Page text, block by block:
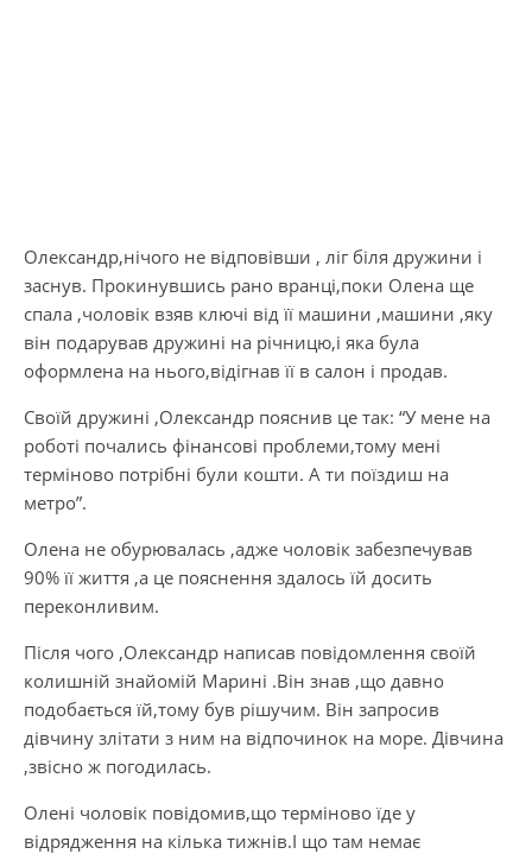
Олександр,нічого не відповівши , ліг біля дружини і
заснув. Прокинувшись рано вранці,поки Олена ще
спала ,чоловік взяв ключі від її машини ,машини ,яку
він подарував дружині на річницю,і яка була
оформлена на нього,відігнав її в салон і продав.
Своїй дружині ,Олександр пояснив це так: “У мене на
роботі почались фінансові проблеми,тому мені
терміново потрібні були кошти. А ти поїздиш на
метро”.
Олена не обурювалась ,адже чоловік забезпечував
90% її життя ,а це пояснення здалось їй досить
переконливим.
Після чого ,Олександр написав повідомлення своїй
колишній знайомій Марині .Він знав ,що давно
подобається їй,тому був рішучим. Він запросив
дівчину злітати з ним на відпочинок на море. Дівчина
,звісно ж погодилась.
Олені чоловік повідомив,що терміново їде у
відрядження на кілька тижнів.І що там немає